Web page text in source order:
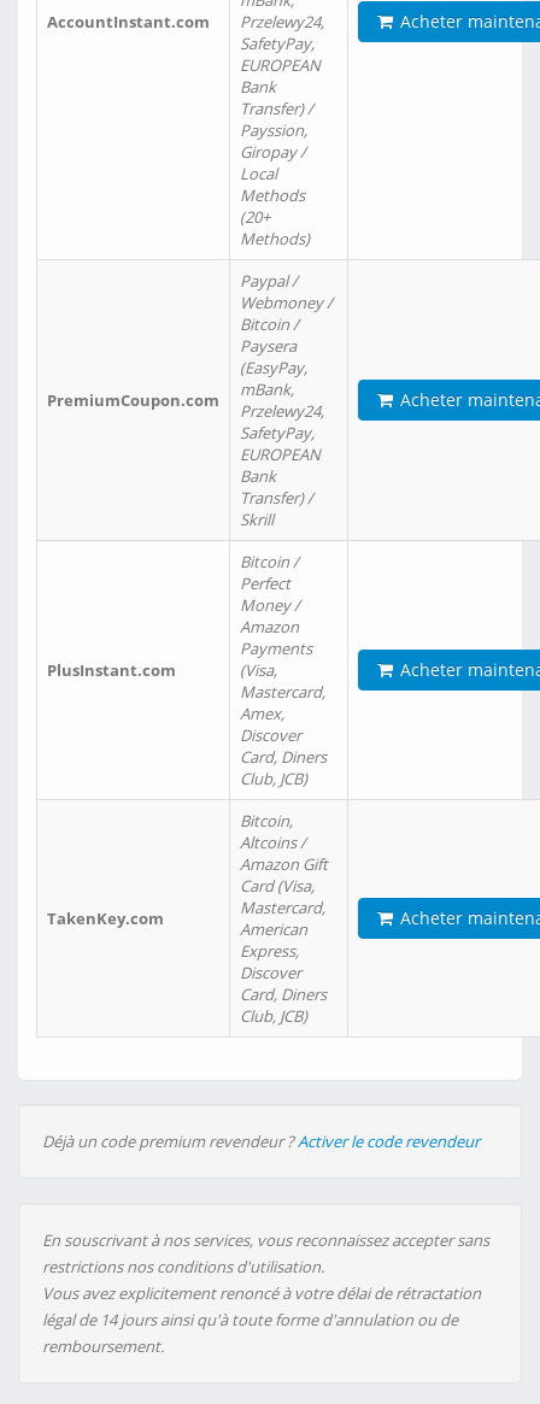
AccountInstant.com
Przelewy24,
SafetyPay,
EUROPEAN
Bank
Transfer) /
Payssion,
Giropay /
Local
Methods
(20+
Methods)
Acheter
PremiumCoupon.com
Paypal /
Webmoney /
Bitcoin /
Paysera
(EasyPay,
mBank,
Przelewy24,
SafetyPay,
EUROPEAN
Bank
Transfer) /
Skrill
Acheter
PlusInstant.com
Bitcoin /
Perfect
Money /
Amazon
Payments
(Visa,
Mastercard,
Amex,
Discover
Card, Diners
Club, JCB)
Acheter
TakenKey.com
Bitcoin,
Altcoins /
Amazon Gift
Card (Visa,
Mastercard,
American
Express,
Discover
Card, Diners
Club, JCB)
Acheter
Déjà un code premium revendeur ?Activer le code revendeur
En souscrivant à nos services, vous reconnaissez accepter sans
restrictions nos conditions d'utilisation.
Vous avez explicitement renoncé à votre délai de rétractation
légal de 14 jours ainsi qu'à toute forme d'annulation ou de
remboursement.